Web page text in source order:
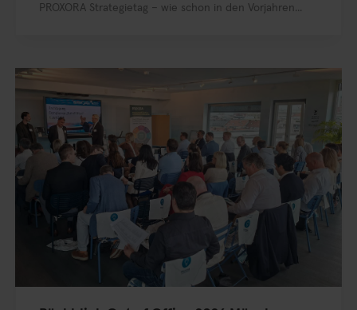
PROXORA Strategietag – wie schon in den Vorjahren...